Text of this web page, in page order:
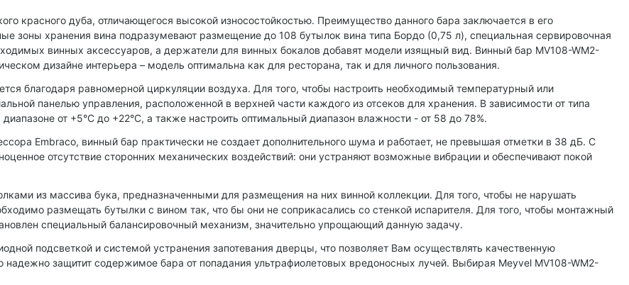
красного дуба, отличающегося высокой износостойкостью. Преимущество данного бара заключается в его
зоны хранения вина подразумевают размещение до 108 бутылок вина типа Бордо (0,75 л), специальная сервировочная
винных аксессуаров, а держатели для винных бокалов добавят модели изящный вид. Винный бар MV108-WM2-
дизайне интерьера – модель оптимальна как для ресторана, так и для личного пользования.
благодаря равномерной циркуляции воздуха. Для того, чтобы настроить необходимый температурный или
панелью управления, расположенной в верхней части каждого из отсеков для хранения. В зависимости от типа
от +5°C до +22°C, а также настроить оптимальный диапазон влажности - от 58 до 78%.
Embraco, винный бар практически не создает дополнительного шума и работает, не превышая отметки в 38 дБ. С
отсутствие сторонних механических воздействий: они устраняют возможные вибрации и обеспечивают покой
из массива бука, предназначенными для размещения на них винной коллекции. Для того, чтобы не нарушать
размещать бутылки с вином так, что бы они не соприкасались со стенкой испарителя. Для того, чтобы монтажный
специальный балансировочный механизм, значительно упрощающий данную задачу.
подсветкой и системой устранения запотевания дверцы, что позволяет Вам осуществлять качественную
защитит содержимое бара от попадания ультрафиолетовых вредоносных лучей. Выбирая Meyvel MV108-WM2-